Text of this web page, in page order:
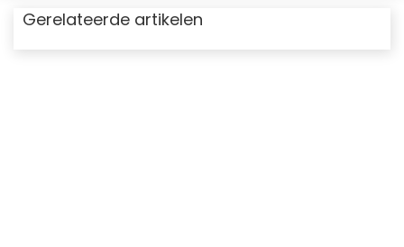
Gerelateerde artikelen